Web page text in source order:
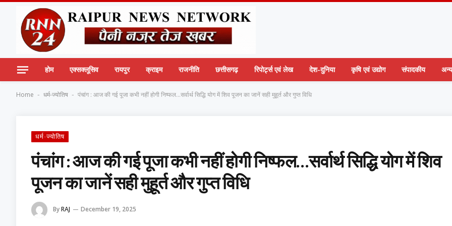
होम एक्सक्लूसिव रायपुर क्राइम राजनीति छत्तीसगढ़ रिपोर्ट्स एवं लेख देश-दुनिया कृषि एवं उद्योग संपादकीय अन्य
Home - धर्म-ज्योतिष - पंचांग : आज की गई पूजा कभी नहीं होगी निष्फल…सर्वार्थ सिद्धि योग में शिव पूजन का जानें सही मुहूर्त और गुप्त विधि
धर्म-ज्योतिष
पंचांग : आज की गई पूजा कभी नहीं होगी निष्फल…सर्वार्थ सिद्धि योग में शिव
पूजन का जानें सही मुहूर्त और गुप्त विधि
ByRAJ December 19, 2025